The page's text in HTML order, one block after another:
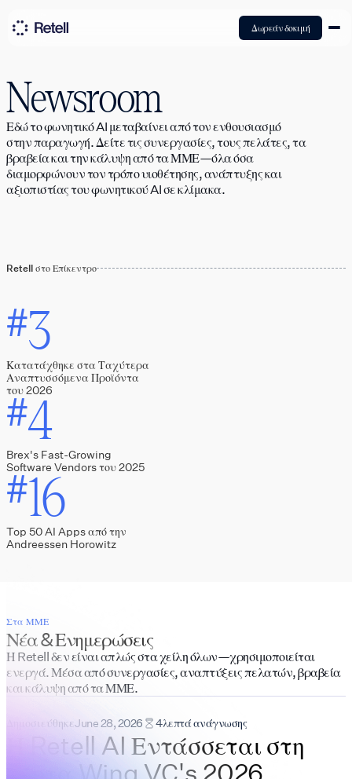
Δωρεάν δοκιμή
Newsroom
Εδώ το φωνητικό AI μεταβαίνει από τον ενθουσιασμό
στην παραγωγή. Δείτε τις συνεργασίες, τους πελάτες, τα
βραβεία και την κάλυψη από τα ΜΜΕ—όλα όσα
διαμορφώνουν τον τρόπο υιοθέτησης, ανάπτυξης και
αξιοπιστίας του φωνητικού AI σε κλίμακα.
Retell στο Επίκεντρο
#3
Κατατάχθηκε στα Ταχύτερα
Αναπτυσσόμενα Προϊόντα
του 2026
#4
Brex's Fast-Growing
Software Vendors του 2025
#16
Top 50 AI Apps από την
Andreessen Horowitz
Στα ΜΜΕ
Νέα & Ενημερώσεις
Η Retell δεν είναι απλώς στα χείλη όλων—χρησιμοποιείται
ενεργά. Μέσα από συνεργασίες, αναπτύξεις πελατών, βραβεία
και κάλυψη από τα ΜΜΕ.
ΔημοσιεύθηκεJune 28, 2026 4λεπτά ανάγνωσης
Η Retell AI Εντάσσεται στη
Λίστα Wing VC's 2026